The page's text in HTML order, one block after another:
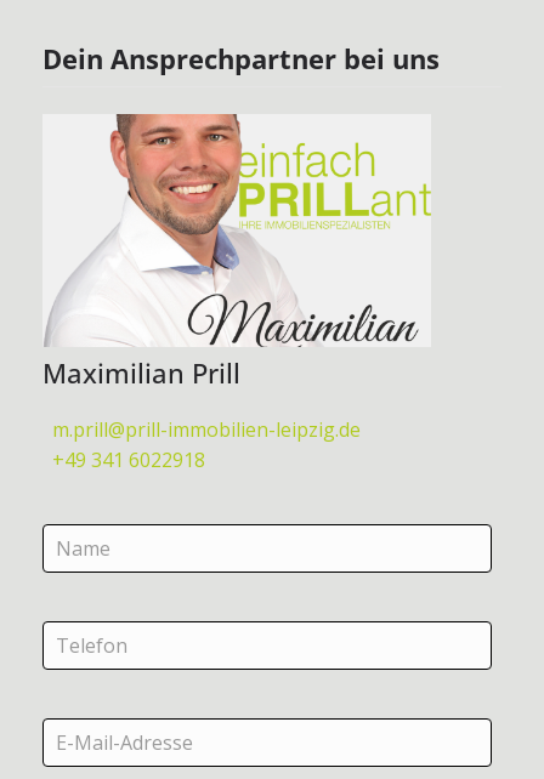
Dein Ansprechpartner bei uns
Maximilian Prill
m.prill@prill-immobilien-leipzig.de
+49 341 6022918